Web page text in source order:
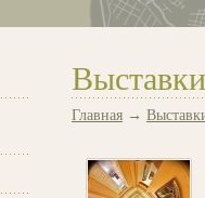
Главная →